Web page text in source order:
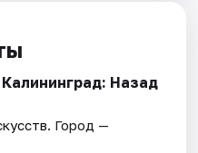
Назад
. Город —